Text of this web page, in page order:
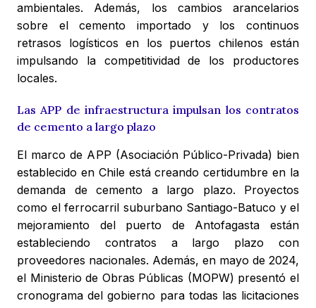
ambientales. Además, los cambios arancelarios
sobre el cemento importado y los continuos
retrasos logísticos en los puertos chilenos están
impulsando la competitividad de los productores
locales.
Las APP de infraestructura impulsan los contratos
de cemento a largo plazo
El marco de APP (Asociación Público-Privada) bien
establecido en Chile está creando certidumbre en la
demanda de cemento a largo plazo. Proyectos
como el ferrocarril suburbano Santiago-Batuco y el
mejoramiento del puerto de Antofagasta están
estableciendo contratos a largo plazo con
proveedores nacionales. Además, en mayo de 2024,
el Ministerio de Obras Públicas (MOPW) presentó el
cronograma del gobierno para todas las licitaciones